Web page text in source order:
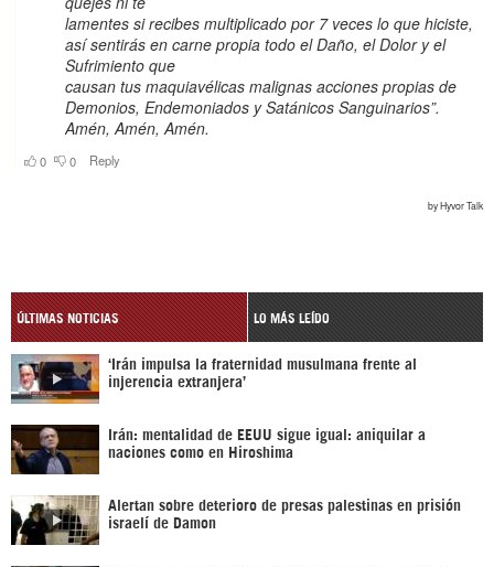
ÚLTIMAS NOTICIAS LO MÁS LEÍDO
‘Irán impulsa la fraternidad musulmana frente al
injerencia extranjera’
Irán: mentalidad de EEUU sigue igual: aniquilar a
naciones como en Hiroshima
Alertan sobre deterioro de presas palestinas en prisión
israelí de Damon